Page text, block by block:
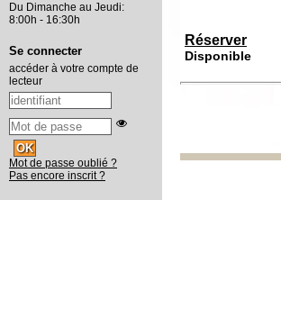
Réserver
Disponible
Du Dimanche au Jeudi:
8:00h - 16:30h
Se connecter
accéder à votre compte de
lecteur
Mot de passe oublié ?
Pas encore inscrit ?